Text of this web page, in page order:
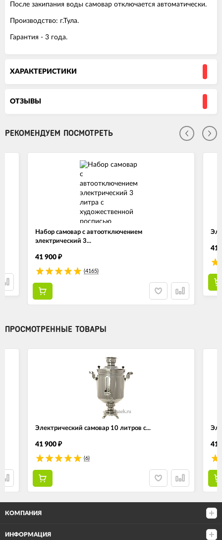
После закипания воды самовар отключается автоматически.
Производство: г.Тула.
Гарантия - 3 года.
ХАРАКТЕРИСТИКИ
ОТЗЫВЫ
РЕКОМЕНДУЕМ ПОСМОТРЕТЬ
Набор самовар с автоотключением
электрический 3...
41 900 ₽
(4165)
41
ПРОСМОТРЕННЫЕ ТОВАРЫ
Электрический самовар 10 литров с...
41 900 ₽
(6)
41
КОМПАНИЯ
ИНФОРМАЦИЯ